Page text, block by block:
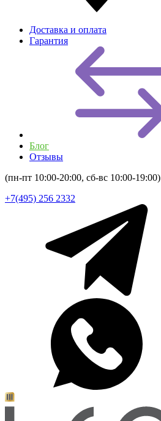
Доставка и оплата
Гарантия
Блог
Отзывы
(пн-пт 10:00-20:00, сб-вс 10:00-19:00)
+7(495) 256 2332